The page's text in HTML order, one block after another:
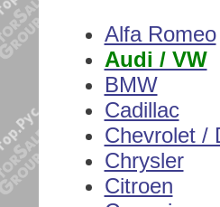
Alfa Romeo
Audi / VW
BMW
Cadillac
Chevrolet /
Chrysler
Citroen